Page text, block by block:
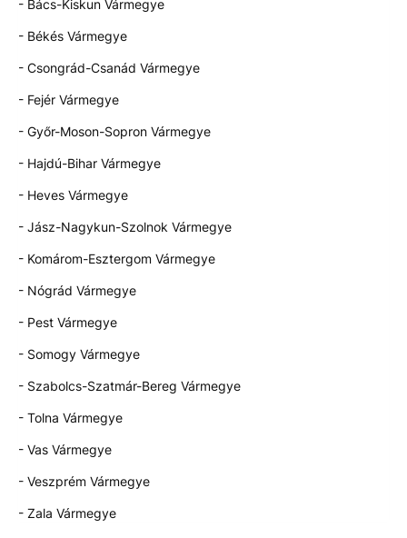
- Bács-Kiskun Vármegye
- Békés Vármegye
- Csongrád-Csanád Vármegye
- Fejér Vármegye
- Győr-Moson-Sopron Vármegye
- Hajdú-Bihar Vármegye
- Heves Vármegye
- Jász-Nagykun-Szolnok Vármegye
- Komárom-Esztergom Vármegye
- Nógrád Vármegye
- Pest Vármegye
- Somogy Vármegye
- Szabolcs-Szatmár-Bereg Vármegye
- Tolna Vármegye
- Vas Vármegye
- Veszprém Vármegye
- Zala Vármegye